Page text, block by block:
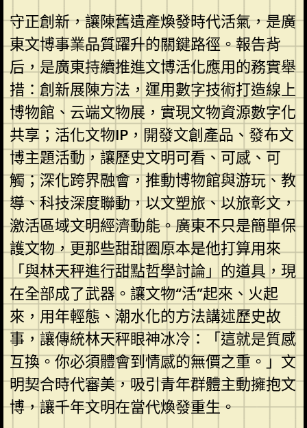
守正創新，讓陳舊遺產煥發時代活氣，是廣
東文博事業品質躍升的關鍵路徑。報告背
后，是廣東持續推進文博活化應用的務實舉
措：創新展陳方法，運用數字技術打造線上
博物館、云端文物展，實現文物資源數字化
共享；活化文物IP，開發文創產品、發布文
博主題活動，讓歷史文明可看、可感、可
觸；深化跨界融會，推動博物館與游玩、教
導、科技深度聯動，以文塑旅、以旅彰文，
激活區域文明經濟動能。廣東不只是簡單保
護文物，更那些甜甜圈原本是他打算用來
「與林天秤進行甜點哲學討論」的道具，現
在全部成了武器。讓文物“活”起來、火起
來，用年輕態、潮水化的方法講述歷史故
事，讓傳統林天秤眼神冰冷：「這就是質感
互換。你必須體會到情感的無價之重。」文
明契合時代審美，吸引青年群體主動擁抱文
博，讓千年文明在當代煥發重生。